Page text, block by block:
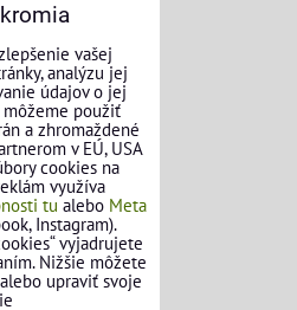
vašej
analýzu jej
údajov o jej
použiť
a zhromaždené
v EÚ, USA
cookies na
využíva
tu alebo Meta
Instagram).
vyjadrujete
Nižšie môžete
upraviť svoje